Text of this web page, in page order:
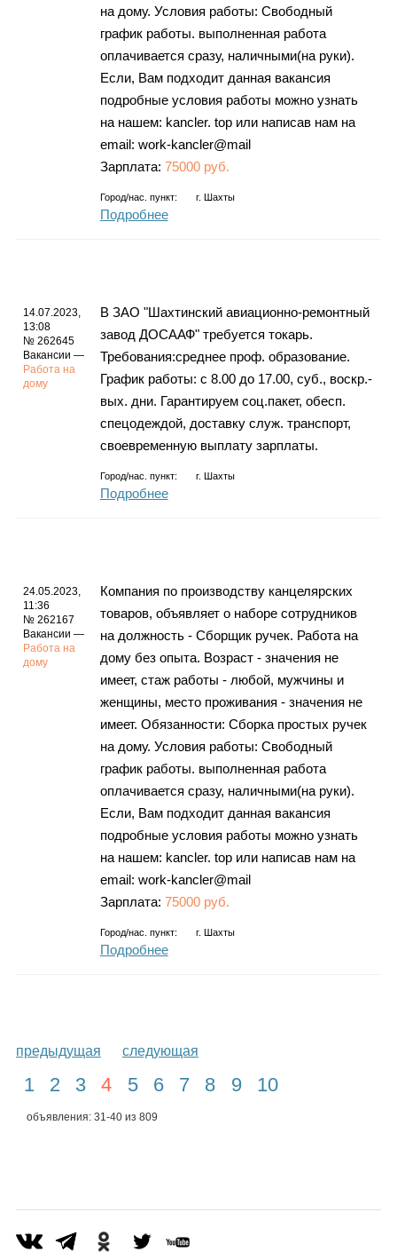
на дому. Условия работы: Свободный
график работы. выполненная работа
оплачивается сразу, наличными(на руки).
Если, Вам подходит данная вакансия
подробные условия работы можно узнать
на нашем: kancler. top или написав нам на
email: work-kancler@mail
Зарплата: 75000 руб.
Город/нас. пункт: г. Шахты
Подробнее
14.07.2023,
13:08
№ 262645
Вакансии —
Работа на
дому
В ЗАО "Шахтинский авиационно-ремонтный
завод ДОСААФ" требуется токарь.
Требования:среднее проф. образование.
График работы: с 8.00 до 17.00, суб., воскр.-
вых. дни. Гарантируем соц.пакет, обесп.
спецодеждой, доставку служ. транспорт,
своевременную выплату зарплаты.
Город/нас. пункт: г. Шахты
Подробнее
24.05.2023,
11:36
№ 262167
Вакансии —
Работа на
дому
Компания по производству канцелярских
товаров, объявляет о наборе сотрудников
на должность - Сборщик ручек. Работа на
дому без опыта. Возраст - значения не
имеет, стаж работы - любой, мужчины и
женщины, место проживания - значения не
имеет. Обязанности: Сборка простых ручек
на дому. Условия работы: Свободный
график работы. выполненная работа
оплачивается сразу, наличными(на руки).
Если, Вам подходит данная вакансия
подробные условия работы можно узнать
на нашем: kancler. top или написав нам на
email: work-kancler@mail
Зарплата: 75000 руб.
Город/нас. пункт: г. Шахты
Подробнее
предыдущая следующая
1 2 3 4 5 6 7 8 9 10
объявления: 31-40 из 809